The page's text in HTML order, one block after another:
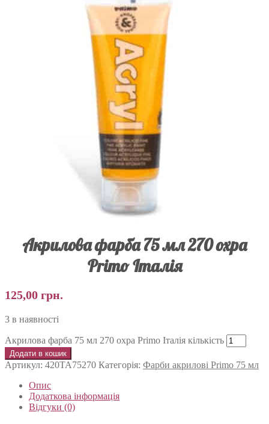
Акрилова фарба 75 мл 270 охра
Primo Італія
125,00 грн.
3 в наявності
Акрилова фарба 75 мл 270 охра Primo Італія кількість
Додати в кошик
Артикул: 420TA75270 Категорія: Фарби акрилові Primo 75 мл
Опис
Додаткова інформація
Відгуки (0)